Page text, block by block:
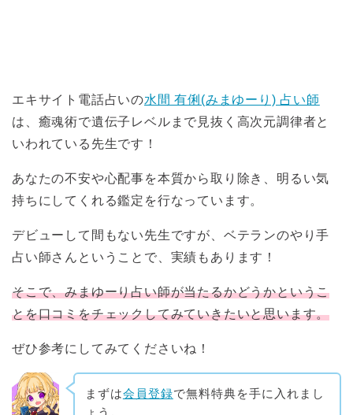
エキサイト電話占いの水間 有俐(みまゆーり) 占い師
は、癒魂術で遺伝子レベルまで見抜く高次元調律者と
いわれている先生です！
あなたの不安や心配事を本質から取り除き、明るい気
持ちにしてくれる鑑定を行なっています。
デビューして間もない先生ですが、ベテランのやり手
占い師さんということで、実績もあります！
そこで、みまゆーり占い師が当たるかどうかというこ
とを口コミをチェックしてみていきたいと思います。
ぜひ参考にしてみてくださいね！
まずは会員登録で無料特典を手に入れまし